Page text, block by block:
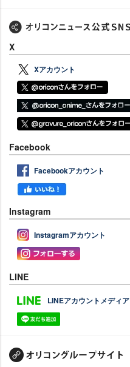
X
Xアカウント
Facebook
Facebookアカウント
Instagram
Instagramアカウント
LINE
LINEアカウントメディア